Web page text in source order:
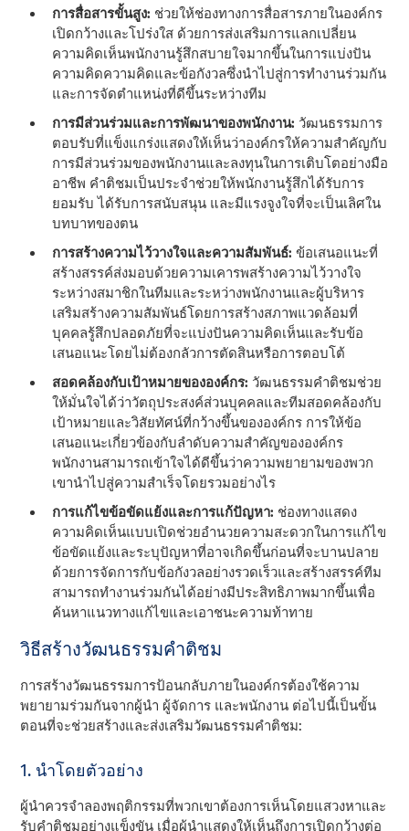
การสื่อสารขั้นสูง: ช่วยให้ช่องทางการสื่อสารภายในองค์กร
เปิดกว้างและโปร่งใส ด้วยการส่งเสริมการแลกเปลี่ยน
ความคิดเห็นพนักงานรู้สึกสบายใจมากขึ้นในการแบ่งปัน
ความคิดความคิดและข้อกังวลซึ่งนําไปสู่การทํางานร่วมกัน
และการจัดตําแหน่งที่ดีขึ้นระหว่างทีม
การมีส่วนร่วมและการพัฒนาของพนักงาน: วัฒนธรรมการ
ตอบรับที่แข็งแกร่งแสดงให้เห็นว่าองค์กรให้ความสําคัญกับ
การมีส่วนร่วมของพนักงานและลงทุนในการเติบโตอย่างมือ
อาชีพ คําติชมเป็นประจําช่วยให้พนักงานรู้สึกได้รับการ
ยอมรับ ได้รับการสนับสนุน และมีแรงจูงใจที่จะเป็นเลิศใน
บทบาทของตน
การสร้างความไว้วางใจและความสัมพันธ์:ข้อเสนอแนะที่
สร้างสรรค์ส่งมอบด้วยความเคารพสร้างความไว้วางใจ
ระหว่างสมาชิกในทีมและระหว่างพนักงานและผู้บริหาร
เสริมสร้างความสัมพันธ์โดยการสร้างสภาพแวดล้อมที่
บุคคลรู้สึกปลอดภัยที่จะแบ่งปันความคิดเห็นและรับข้อ
เสนอแนะโดยไม่ต้องกลัวการตัดสินหรือการตอบโต้
สอดคล้องกับเป้าหมายขององค์กร: วัฒนธรรมคําติชมช่วย
ให้มั่นใจได้ว่าวัตถุประสงค์ส่วนบุคคลและทีมสอดคล้องกับ
เป้าหมายและวิสัยทัศน์ที่กว้างขึ้นขององค์กร การให้ข้อ
เสนอแนะเกี่ยวข้องกับลําดับความสําคัญขององค์กร
พนักงานสามารถเข้าใจได้ดีขึ้นว่าความพยายามของพวก
เขานําไปสู่ความสําเร็จโดยรวมอย่างไร
การแก้ไขข้อขัดแย้งและการแก้ปัญหา: ช่องทางแสดง
ความคิดเห็นแบบเปิดช่วยอํานวยความสะดวกในการแก้ไข
ข้อขัดแย้งและระบุปัญหาที่อาจเกิดขึ้นก่อนที่จะบานปลาย
ด้วยการจัดการกับข้อกังวลอย่างรวดเร็วและสร้างสรรค์ทีม
สามารถทํางานร่วมกันได้อย่างมีประสิทธิภาพมากขึ้นเพื่อ
ค้นหาแนวทางแก้ไขและเอาชนะความท้าทาย
วิธีสร้างวัฒนธรรมคําติชม
การสร้างวัฒนธรรมการป้อนกลับภายในองค์กรต้องใช้ความ
พยายามร่วมกันจากผู้นํา ผู้จัดการ และพนักงาน ต่อไปนี้เป็นขั้น
ตอนที่จะช่วยสร้างและส่งเสริมวัฒนธรรมคําติชม:
1. นําโดยตัวอย่าง
ผู้นําควรจําลองพฤติกรรมที่พวกเขาต้องการเห็นโดยแสวงหาและ
รับคําติชมอย่างแข็งขัน เมื่อผู้นําแสดงให้เห็นถึงการเปิดกว้างต่อ